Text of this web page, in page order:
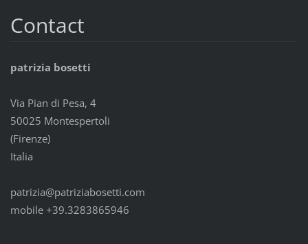
Contact
patrizia bosetti
Via Pian di Pesa, 4
50025 Montespertoli
(Firenze)
Italia
patrizia@patriziabosetti.com
mobile +39.3283865946